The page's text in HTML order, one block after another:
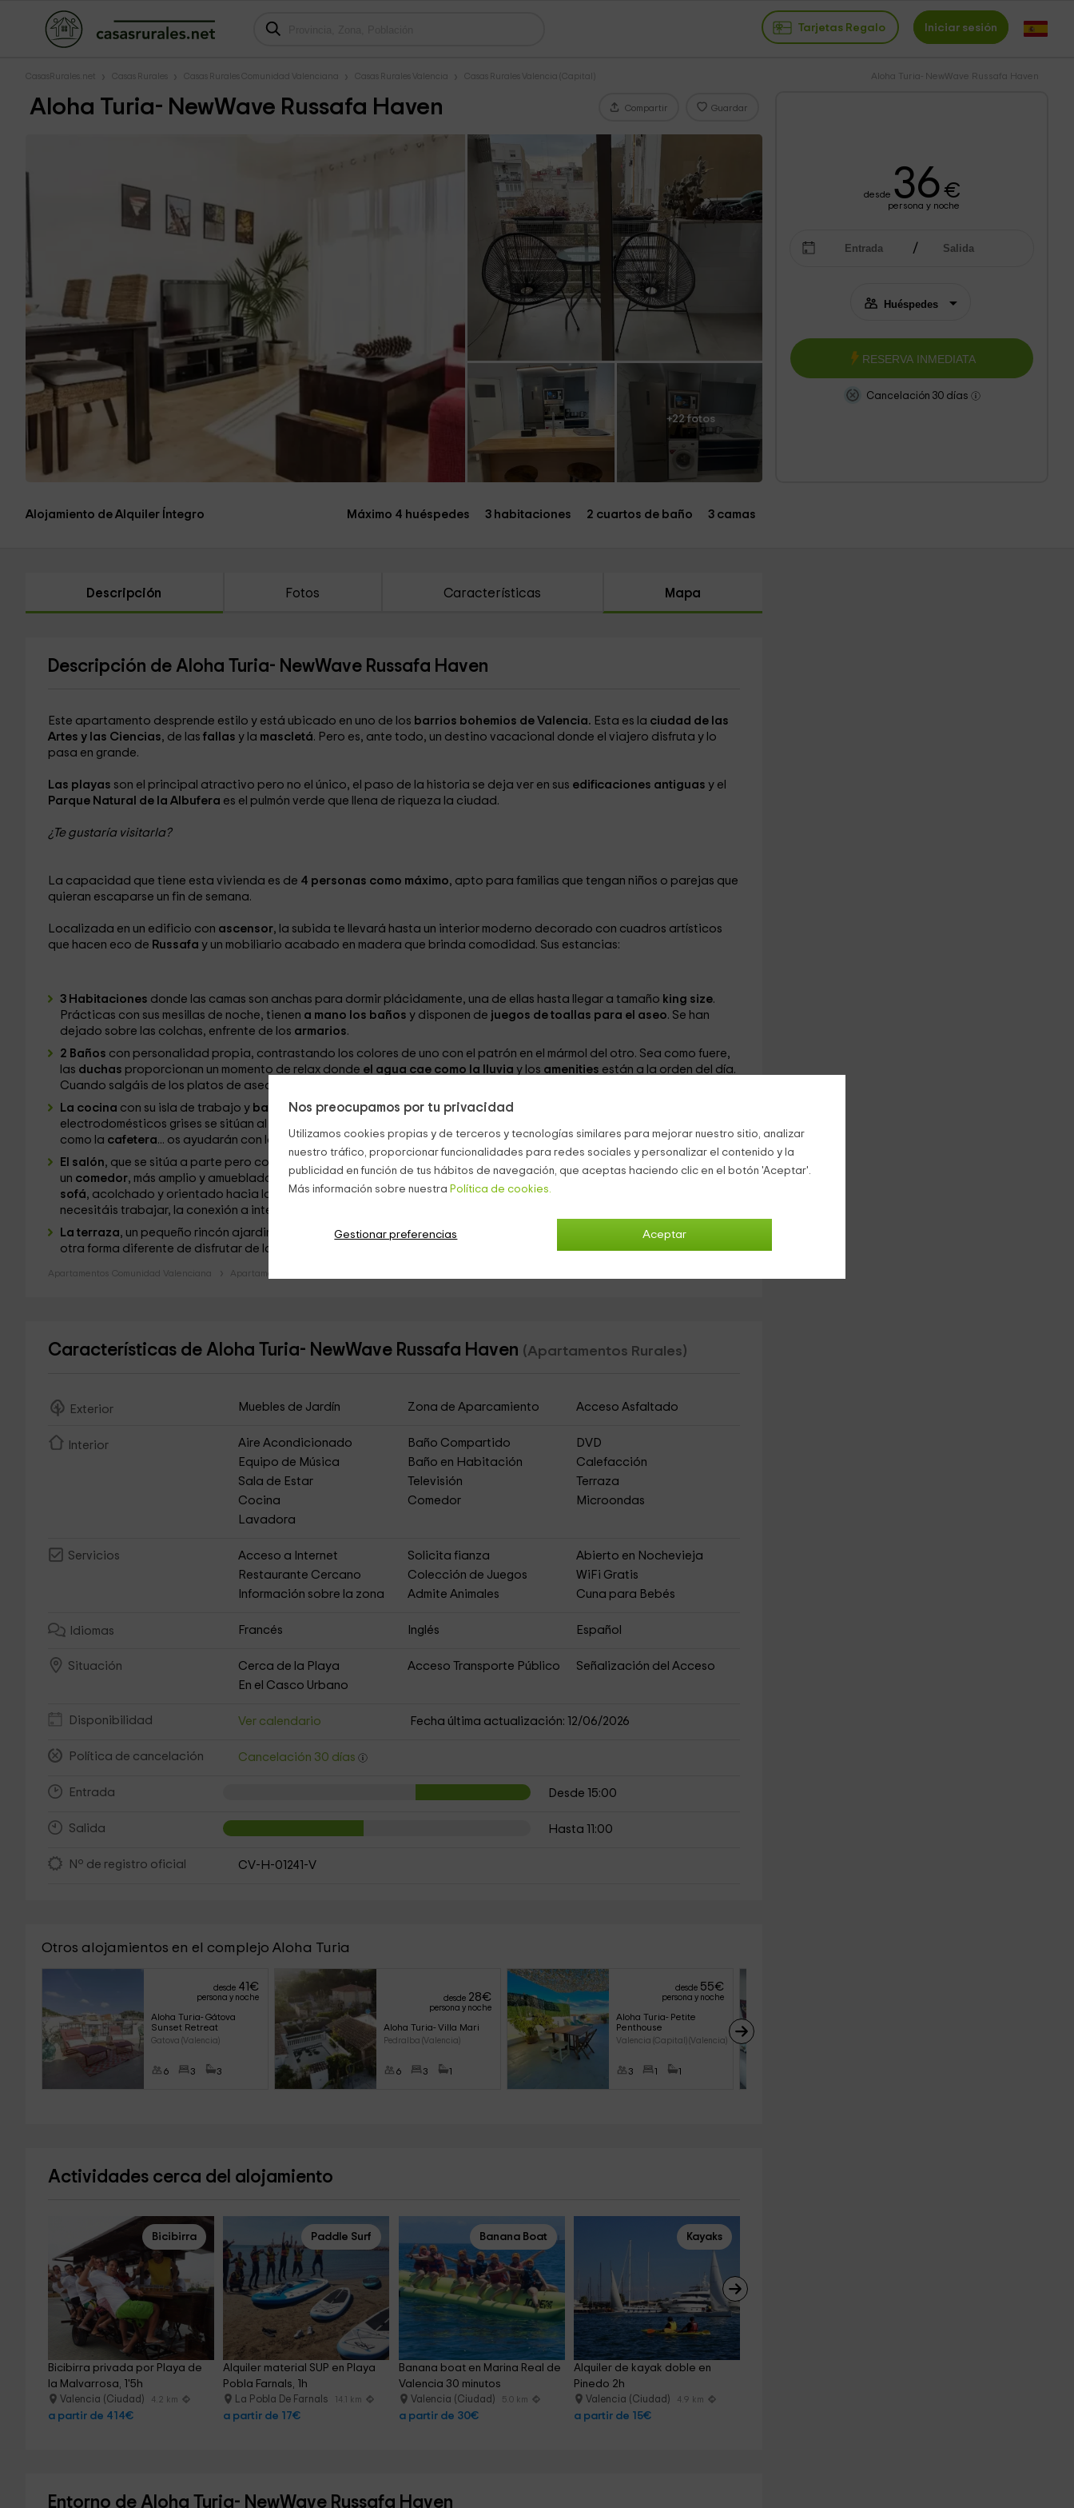
Nos preocupamos por tu privacidad
Utilizamos cookies propias y de terceros y tecnologías similares para mejorar nuestro sitio, analizar
nuestro tráfico, proporcionar funcionalidades para redes sociales y personalizar el contenido y la
publicidad en función de tus hábitos de navegación, que aceptas haciendo clic en el botón 'Aceptar'.
Más información sobre nuestra Política de cookies.
Aceptar
Gestionar preferencias
Tarjetas Regalo Iniciar sesión
CasasRurales.net Casas Rurales Casas Rurales Comunidad Valenciana Casas Rurales Valencia Casas Rurales Valencia (Capital) Aloha Turia- NewWave Russafa Haven
Aloha Turia- NewWave Russafa Haven Compartir Guardar
+22 fotos
desde 36€
persona y noche
RESERVA INMEDIATA
Cancelación 30 días
Alojamiento de Alquiler Íntegro Máximo 4 huéspedes 3 habitaciones 2 cuartos de baño 3 camas
Descripción Fotos Características Mapa
Descripción de Aloha Turia- NewWave Russafa Haven
Este apartamento desprende estilo y está ubicado en uno de los barrios bohemios de Valencia. Esta es la ciudad de las
Artes y las Ciencias, de las fallas y la mascletá. Pero es, ante todo, un destino vacacional donde el viajero disfruta y lo
pasa en grande.
Las playas son el principal atractivo pero no el único, el paso de la historia se deja ver en sus edificaciones antiguas y el
Parque Natural de la Albufera es el pulmón verde que llena de riqueza la ciudad.
¿Te gustaría visitarla?
La capacidad que tiene esta vivienda es de 4 personas como máximo, apto para familias que tengan niños o parejas que
quieran escaparse un fin de semana.
Localizada en un edificio con ascensor, la subida te llevará hasta un interior moderno decorado con cuadros artísticos
que hacen eco de Russafa y un mobiliario acabado en madera que brinda comodidad. Sus estancias:
3 Habitaciones donde las camas son anchas para dormir plácidamente, una de ellas hasta llegar a tamaño king size.
Prácticas con sus mesillas de noche, tienen a mano los baños y disponen de juegos de toallas para el aseo. Se han
dejado sobre las colchas, enfrente de los armarios.
2 Baños con personalidad propia, contrastando los colores de uno con el patrón en el mármol del otro. Sea como fuere,
las duchas proporcionan un momento de relax donde el agua cae como la lluvia y los amenities están a la orden del día.
Cuando salgáis de los platos de aseo, os espera el lavabo con su espejo y foco superior.
La cocina con su isla de trabajo y barra americanacon banquetas altas para disfrutar del desayuno. Los
electrodomésticos grises se sitúan al fondo, de lo más actuales y con gran variedad: grandes como el
como la cafetera... os ayudarán con las recetas caseras.
El salón, que se sitúa a parte pero conectado con la estancia anterior dado que ésta queda abierta. Está formado por
un comedor, más amplio y amueblado con cuatro sillas para sentaros a compartir las comidas diarias. Enfrente está el
sofá, acolchado y orientado hacia la televisión de pantalla plana, donde podréis poner vuestras series favoritas. Si
necesitáis trabajar, la conexión a internet por
La terraza, un pequeño rincón ajardinado de césped artificial, que contiene otro
. Estar aquí por las noches es
otra forma diferente de disfrutar de la ciudad, que se extiende bajo vuestros pies.
Apartamentos Comunidad Valenciana Apartamentos Valencia
Características de Aloha Turia- NewWave Russafa Haven (Apartamentos Rurales)
Exterior Muebles de Jardín Zona de Aparcamiento Acceso Asfaltado
Interior Aire Acondicionado Baño Compartido
DVD
Equipo de Música
Baño en Habitación
Calefacción
Sala de Estar
Televisión
Terraza
Cocina
Comedor
Microondas
Lavadora
Servicios Acceso a Internet Solicita fianza
Abierto en Nochevieja
Restaurante Cercano
Colección de Juegos
WiFi Gratis
Información sobre la zona
Admite Animales Cuna para Bebés
Idiomas Francés Inglés Español
Situación Cerca de la Playa Acceso Transporte Público
Señalización del Acceso
En el Casco Urbano
Disponibilidad Ver calendario Fecha última actualización: 12/06/2026
Política de cancelación Cancelación 30 días
Entrada Desde 15:00
Salida Hasta 11:00
Nº de registro oficial CV-H-01241-V
Otros alojamientos en el complejo Aloha Turia
desde 41 €
persona y noche
Aloha Turia- Gátova
Sunset Retreat
Gatova (Valencia)
6 3 3
desde 28€
persona y noche
Aloha Turia- Villa Mari
Pedralba (Valencia)
6 3 1
desde 55€
persona y noche
Aloha Turia- Petite
Penthouse
Valencia (Capital) (Valencia)
3 1 1
Actividades cerca del alojamiento
Bicibirra
Bicibirra privada por Playa de
la Malvarrosa, 1'5h
Valencia (Ciudad) 4.2 km
a partir de 414€
Paddle Surf
Alquiler material SUP en Playa
Pobla Farnals, 1h
La Pobla De Farnals 14.1 km
a partir de 17€
Banana Boat
Banana boat en Marina Real de
Valencia 30 minutos
Valencia (Ciudad) 5.0 km
a partir de 30€
Kayaks
Alquiler de kayak doble en
Pinedo 2h
Valencia (Ciudad) 4.9 km
a partir de 15€
Entorno de Aloha Turia- NewWave Russafa Haven